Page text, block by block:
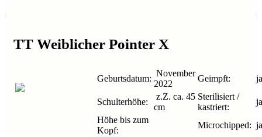
TT Weiblicher Pointer X
Geburtsdatum:
November
2022
Geimpft: ja
Schulterhöhe:
z.Z. ca. 45
cm
Sterilisiert /
kastriert:
ja
Höhe bis zum
Kopf:
Microchipped: ja